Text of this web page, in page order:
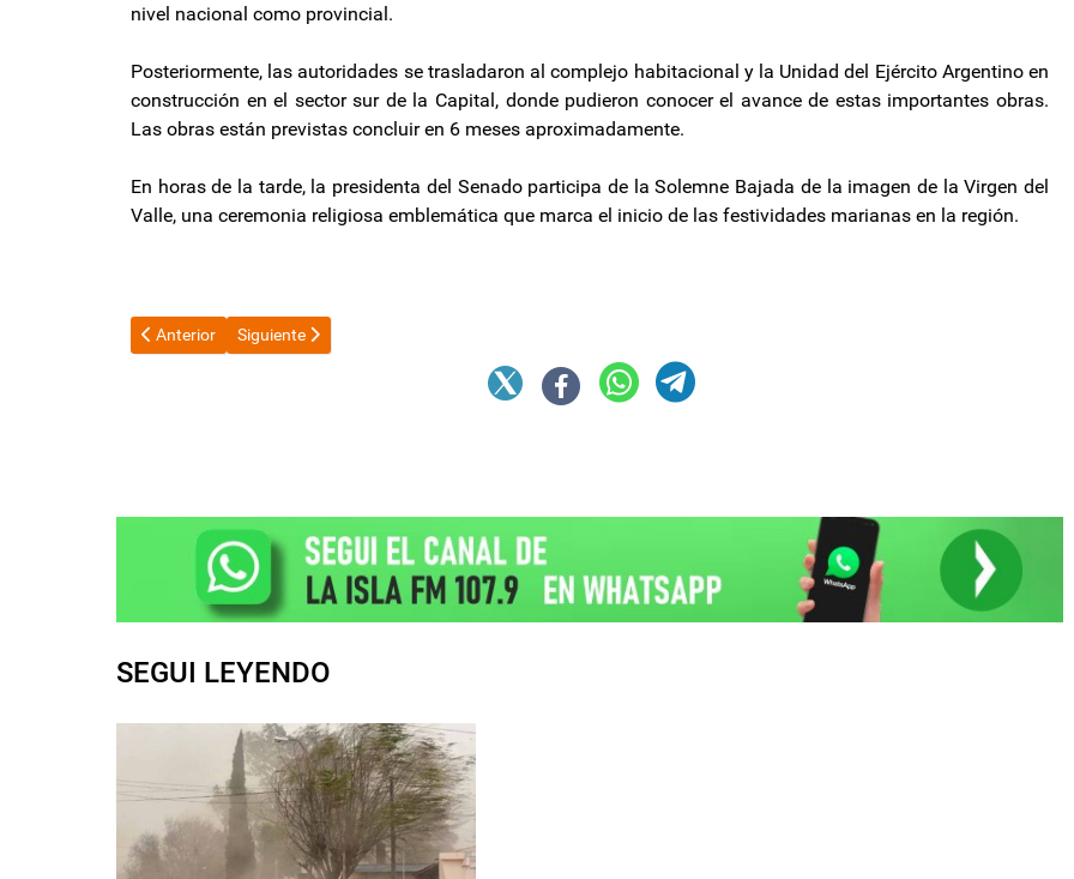
nivel nacional como provincial.
Posteriormente, las autoridades se trasladaron al complejo habitacional y la Unidad del Ejército Argentino en
construcción en el sector sur de la Capital, donde pudieron conocer el avance de estas importantes obras.
Las obras están previstas concluir en 6 meses aproximadamente.
En horas de la tarde, la presidenta del Senado participa de la Solemne Bajada de la imagen de la Virgen del
Valle, una ceremonia religiosa emblemática que marca el inicio de las festividades marianas en la región.
Artículo anterior: El Gobierno echó al gerente general de Nación Seguros tras el allanamiento en su casa por el escándalo de
Anterior Artículo siguiente: Los precios siguen en alza y el salario mínimo no logra evitar caer debajo de la línea de la
Siguiente
SEGUI LEYENDO